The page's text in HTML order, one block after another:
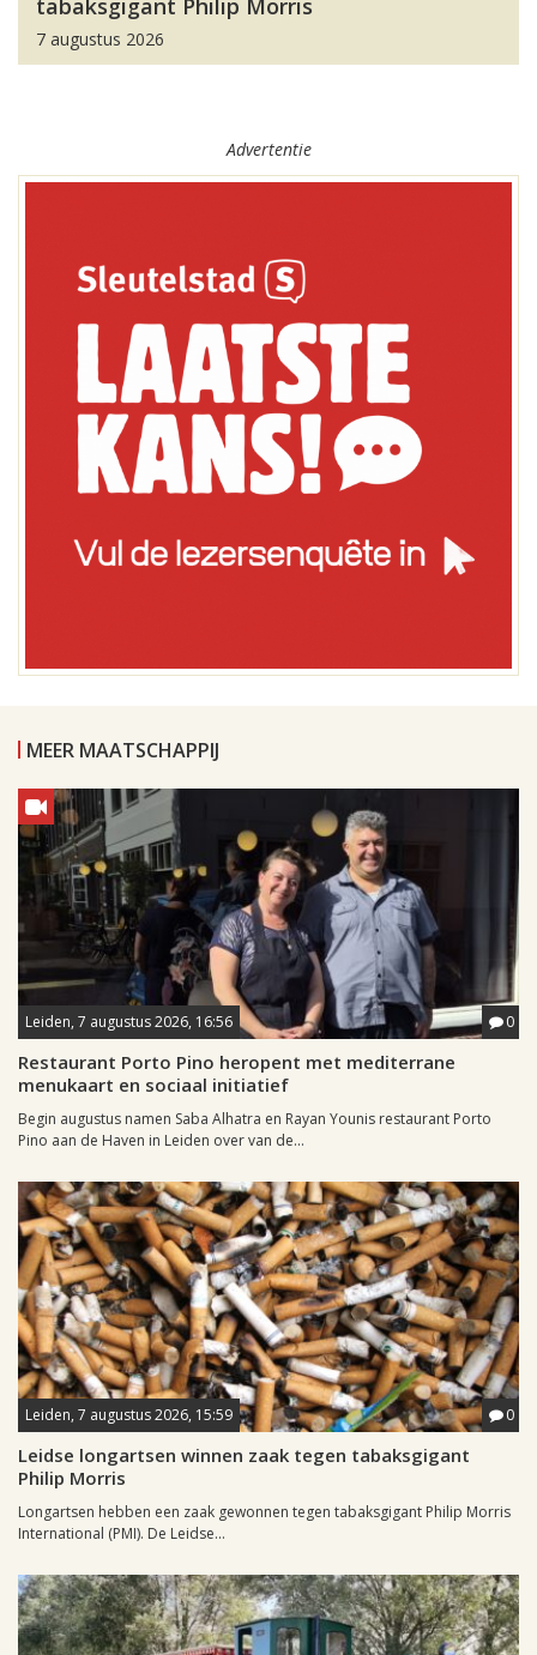
tabaksgigant Philip Morris
7 augustus 2026
Advertentie
MEER MAATSCHAPPIJ
Leiden, 7 augustus 2026, 16:56 0
Restaurant Porto Pino heropent met mediterrane
menukaart en sociaal initiatief
Begin augustus namen Saba Alhatra en Rayan Younis restaurant Porto
Pino aan de Haven in Leiden over van de...
Leiden, 7 augustus 2026, 15:59 0
Leidse longartsen winnen zaak tegen tabaksgigant
Philip Morris
Longartsen hebben een zaak gewonnen tegen tabaksgigant Philip Morris
International (PMI). De Leidse...